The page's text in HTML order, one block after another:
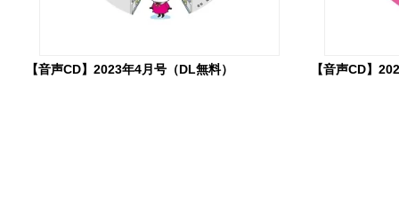
【音声CD】2023年4月号（DL無料） 【音声CD】